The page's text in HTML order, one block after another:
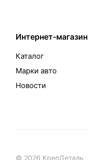
Интернет-магазин
Каталог
Марки авто
Новости
© 2026 КрепДеталь